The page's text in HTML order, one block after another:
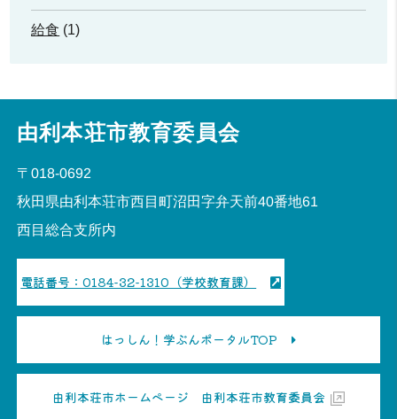
給食 (1)
由利本荘市教育委員会
〒018-0692
秋田県由利本荘市西目町沼田字弁天前40番地61
西目総合支所内
電話番号：0184-32-1310（学校教育課）
はっしん！学ぶんポータルTOP
由利本荘市ホームページ 由利本荘市教育委員会